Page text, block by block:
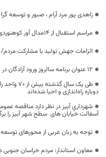
زاهدی پور مرد آرام ، صبور و توسعه
مراسم استقبال از ۱۴مدال آور کوهنوردی بیرجند
الزامات جهش تولید با مشارکت مردم/
۱۲ عنوان برنامه سالروز ورود آزادگان در خراسان جنوبی برگزار می‌شود
دوباره راه‌اندازی و احیا شده‌اند
شهرداري آبیز در نظر دارد مناقصه
آسفالت خیابان های سطح شهر آبیز را
توجه به زبان عربی از محورهای
معاون استاندار: مردم خراسان جنوبی